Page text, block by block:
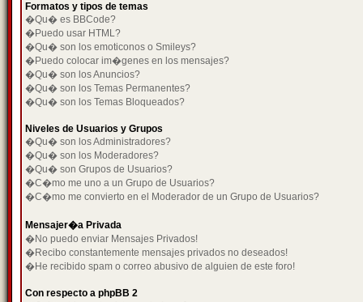
Formatos y tipos de temas
�Qu� es BBCode?
�Puedo usar HTML?
�Qu� son los emoticonos o Smileys?
�Puedo colocar im�genes en los mensajes?
�Qu� son los Anuncios?
�Qu� son los Temas Permanentes?
�Qu� son los Temas Bloqueados?
Niveles de Usuarios y Grupos
�Qu� son los Administradores?
�Qu� son los Moderadores?
�Qu� son Grupos de Usuarios?
�C�mo me uno a un Grupo de Usuarios?
�C�mo me convierto en el Moderador de un Grupo de Usuarios?
Mensajer�a Privada
�No puedo enviar Mensajes Privados!
�Recibo constantemente mensajes privados no deseados!
�He recibido spam o correo abusivo de alguien de este foro!
Con respecto a phpBB 2